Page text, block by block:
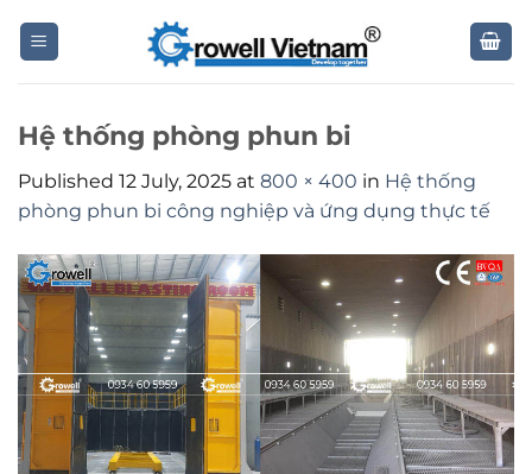
Hệ thống phòng phun bi
Published 12 July, 2025 at 800 × 400 in Hệ thống
phòng phun bi công nghiệp và ứng dụng thực tế